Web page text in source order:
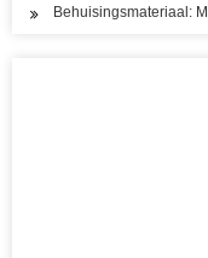
Behuisingsmateriaal: